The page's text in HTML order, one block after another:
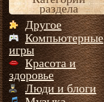
раздела
Другое
Компьютерные
игры
Красота и
здоровье
Люди и блоги